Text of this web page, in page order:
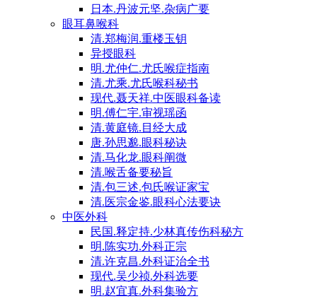
日本.丹波元坚.杂病广要
眼耳鼻喉科
清.郑梅润.重楼玉钥
异授眼科
明.尤仲仁.尤氏喉症指南
清.尤乘.尤氏喉科秘书
现代.聂天祥.中医眼科备读
明.傅仁宇.审视瑶函
清.黄庭镜.目经大成
唐.孙思邈.眼科秘诀
清.马化龙.眼科阐微
清.喉舌备要秘旨
清.包三述.包氏喉证家宝
清.医宗金鉴.眼科心法要诀
中医外科
民国.释定持.少林真传伤科秘方
明.陈实功.外科正宗
清.许克昌.外科证治全书
现代.吴少祯.外科选要
明.赵宜真.外科集验方